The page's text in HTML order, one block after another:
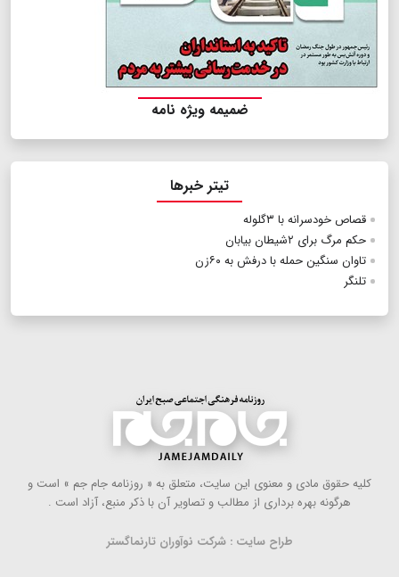
ضمیمه ویژه نامه
تیتر خبرها
قصاص خودسرانه با ۳گلوله
حکم مرگ برای ۲شیطان بیابان
تاوان سنگین حمله با درفش به ۶۰زن
تلنگر
كلیه حقوق مادی و معنوی این سایت، متعلق به « روزنامه جام جم » است و
هرگونه بهره ‌برداری از مطالب و تصاویر آن با ذكر منبع، آزاد است .
طراح سایت : شرکت نوآوران تارنماگستر